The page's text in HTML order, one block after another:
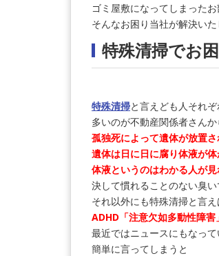
ゴミ屋敷になってしまった
そんなお困り当社が解決いた
特殊清掃でお
特殊清掃と言えども人それぞ
多いのが不動産関係者さんか
孤独死によって遺体が放置さ
遺体は日に日に腐り体液が体
体液というのはわかる人が
決して慣れることのない臭い
それ以外にも特殊清掃と言
ADHD「注意欠如多動性障害
最近ではニュースにもなっ
簡単に言ってしまうと